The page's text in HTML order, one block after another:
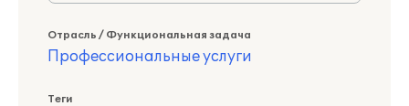
Отрасль / Функциональная задача
Профессиональные услуги
Теги